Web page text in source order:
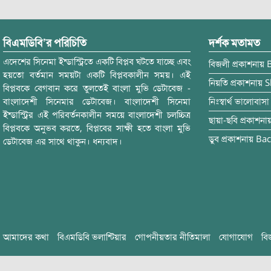
বিএমডিবি’র পরিচিতি
এদেশের সিনেমা ইন্ডাস্ট্রিতে একটি বিপ্লব ঘটতে যাচ্ছে এবং
হয়তো বর্তমান সময়টা একটি বিপ্লবকালীন সময়। এই
বিপ্লবকে বেগবান করে তুলতেই বাংলা মুভি ডেটাবেজ -
বাংলাদেশী সিনেমার ডেটাবেজ। বাংলাদেশী সিনেমা
ইন্ডাস্ট্রির এই পরিবর্তনকালীন সময়ে বাংলাদেশী চলচ্চিত্র
বিপ্লবকে অনুভব করতে, বিপ্লবের সাক্ষী হতে বাংলা মুভি
ডেটাবেজ এর সাথে থাকুন। ধন্যবাদ।
দর্শক মতামত
বিজলী প্রকাশনায়
নিয়তি প্রকাশনায়
নিঃস্বার্থ ভালোবাসা
ছায়া-ছবি
ডুব প্রকাশনায়
আমাদের কথা বিএমডিবি ভলান্টিয়ার গোপনীয়তার নীতিমালা যোগাযোগ